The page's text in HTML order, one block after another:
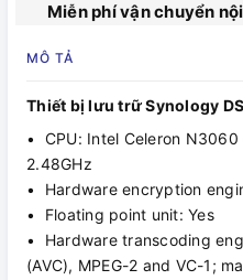
Miễn phí vận chuyển
MÔ TẢ
Thiết bị lưu trữ Synology
• CPU: Intel Celeron
2.48GHz
• Hardware encryption
• Floating point unit: Yes
• Hardware transcoding
(AVC), MPEG-2 and VC-1;